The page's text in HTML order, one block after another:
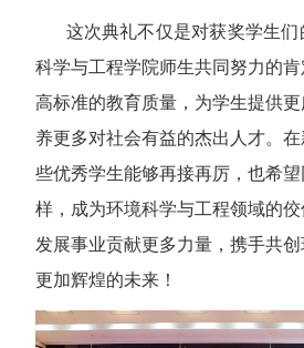
这次典礼不仅是对获奖学生
科学与工程学院师生共同努力的
高标准的教育质量，为学生提供
养更多对社会有益的杰出人才。
些优秀学生能够再接再厉，也希
样，成为环境科学与工程领域的
发展事业贡献更多力量，携手共
更加辉煌的未来！